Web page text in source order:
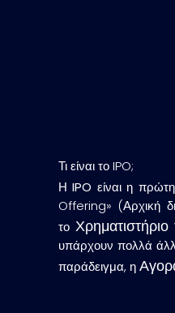
Τι είναι το IPO;
ΗIPO είναι η
Offering» (Αρχική
το
υπάρχουν πολλά
παράδειγμα, η